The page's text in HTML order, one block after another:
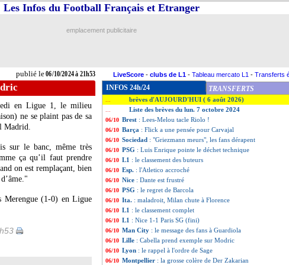
publié le06/10/2024 à 21h53
Les Infos du Football Français et Etranger
emplacement publicitaire
LiveScore - clubs de L1 - Tableau mercato L1 - Transferts
en Ligue 1, le milieu
ne se plaint pas de sa
Madrid.
sur le banc, même très
ça qu’il faut prendre
on est remplaçant, bien
Merengue (1-0) en Ligue
INFOS 24h/24 TRANSFERTS
brèves d'AUJOURD'HUI ( 6 août 2026)
Liste des brèves du lun. 7 octobre 2024
06/10 Brest : Lees-Melou tacle Riolo !
06/10 Barça : Flick a une pensée pour Carvajal
06/10 Sociedad : "Griezmann meurs", les fans dérapent
06/10 PSG : Luis Enrique pointe le déchet technique
06/10 L1 : le classement des buteurs
06/10 Esp. : l'Atletico accroché
06/10 Nice : Dante est frustré
06/10 PSG : le regret de Barcola
06/10 Ita. : maladroit, Milan chute à Florence
06/10 L1 : le classement complet
06/10 L1 : Nice 1-1 Paris SG (fini)
06/10 Man City : le message des fans à Guardiola
06/10 Lille : Cabella prend exemple sur Modric
06/10 Lyon : le rappel à l'ordre de Sage
06/10 Montpellier : la grosse colère de Der Zakarian